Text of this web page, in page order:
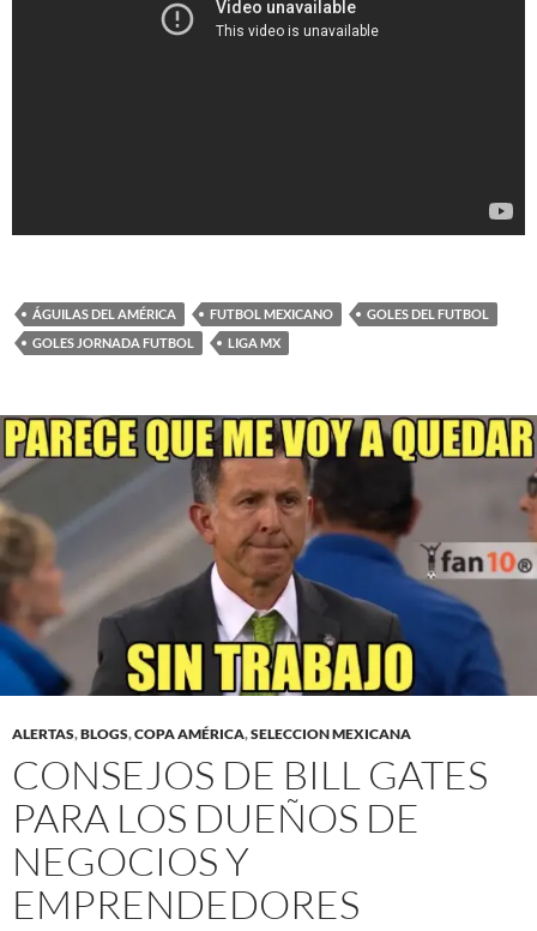
ÁGUILAS DEL AMÉRICA FUTBOL MEXICANO
GOLES DEL FUTBOL
GOLES JORNADA FUTBOL
LIGA MX
ALERTAS,BLOGS,COPA AMÉRICA,SELECCION MEXICANA
CONSEJOS DE BILL GATES
PARA LOS DUEÑOS DE
NEGOCIOS Y
EMPRENDEDORES